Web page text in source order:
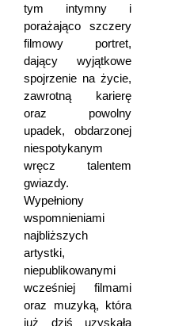
tym intymny i
porażająco szczery
filmowy portret,
dający wyjątkowe
spojrzenie na życie,
zawrotną karierę
oraz powolny
upadek, obdarzonej
niespotykanym
wręcz talentem
gwiazdy.
Wypełniony
wspomnieniami
najbliższych
artystki,
niepublikowanymi
wcześniej filmami
oraz muzyką, która
już dziś uzyskała